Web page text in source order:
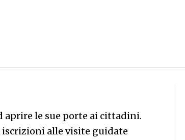
aprire le sue porte ai cittadini.
iscrizioni alle visite guidate